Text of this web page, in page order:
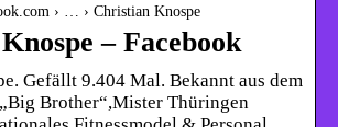
› … › Christian Knospe
– Facebook
Gefällt 9.404 Mal. Bekannt aus dem
Brother“,Mister Thüringen